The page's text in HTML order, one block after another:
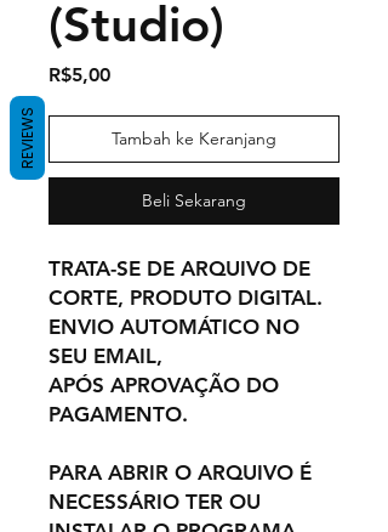
(Studio)
R$5,00Harga
Tambah ke Keranjang
Beli Sekarang
TRATA-SE DE ARQUIVO DE
CORTE, PRODUTO DIGITAL.
ENVIO AUTOMÁTICO NO
SEU EMAIL,
APÓS APROVAÇÃO DO
PAGAMENTO.
PARA ABRIR O ARQUIVO É
NECESSÁRIO TER OU
REVIEWS